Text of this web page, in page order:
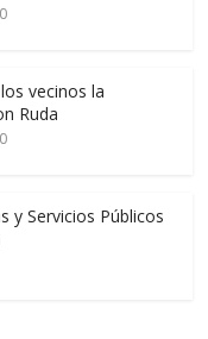
0
vecinos la
Ruda
0
y Servicios Públicos